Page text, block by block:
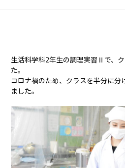
生活科学科2年生の調理実習Ⅱで、
た。
コロナ禍のため、クラスを半分に分
ました。